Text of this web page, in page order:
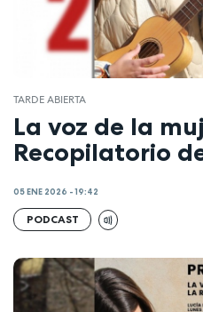
TARDE ABIERTA
La voz de la
Recopilatorio
05 ENE 2026 - 19:42
PODCAST